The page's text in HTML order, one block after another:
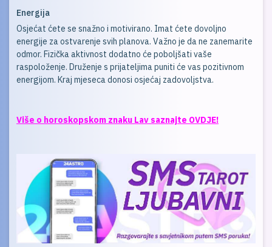
Energija
Osjećat ćete se snažno i motivirano. Imat ćete dovoljno
energije za ostvarenje svih planova. Važno je da ne zanemarite
odmor. Fizička aktivnost dodatno će poboljšati vaše
raspoloženje. Druženje s prijateljima puniti će vas pozitivnom
energijom. Kraj mjeseca donosi osjećaj zadovoljstva.
Više o horoskopskom znaku Lav saznajte OVDJE!